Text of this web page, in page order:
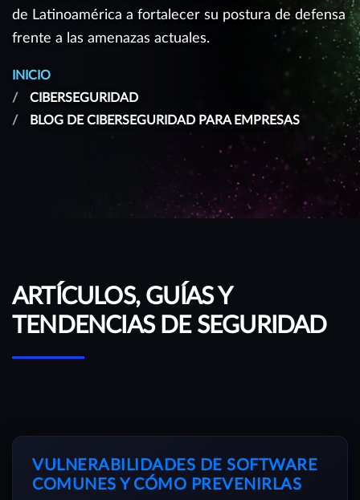
de Latinoamérica a fortalecer su postura de defensa
frente a las amenazas actuales.
INICIO
CIBERSEGURIDAD
BLOG DE CIBERSEGURIDAD PARA EMPRESAS
ARTÍCULOS, GUÍAS Y
TENDENCIAS DE SEGURIDAD
VULNERABILIDADES DE SOFTWARE
COMUNES Y CÓMO PREVENIRLAS